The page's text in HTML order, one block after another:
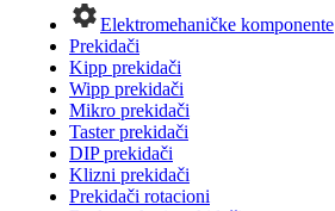
Elektromehaničke komponente
Prekidači
Kipp prekidači
Wipp prekidači
Mikro prekidači
Taster prekidači
DIP prekidači
Klizni prekidači
Prekidači rotacioni